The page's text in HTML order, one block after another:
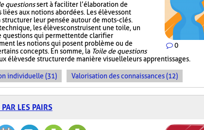
0
questionssert à faciliter l’élaboration de
liées aux notions abordées. Les élèves sont
structurer leur pensée autour de mots-clés.
les élèves construisent une toile, un
questions qui permettent de clarifier
les notions qui posent problème ou de
concepts. En somme, la Toile de questions
élèves de structurer de manière visuelle leurs apprentissages.
individuelle (31) Valorisation des connaissances (12)
PAR LES PAIRS